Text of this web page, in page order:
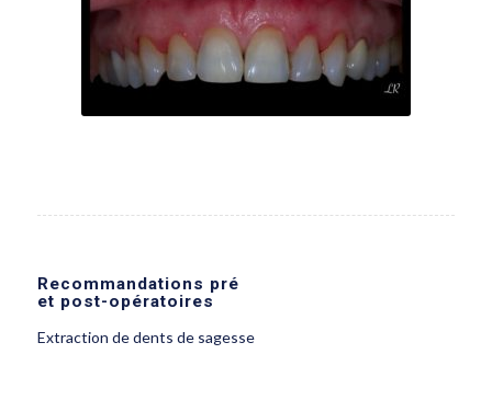
Recommandations pré
et post-opératoires
Extraction de dents de sagesse